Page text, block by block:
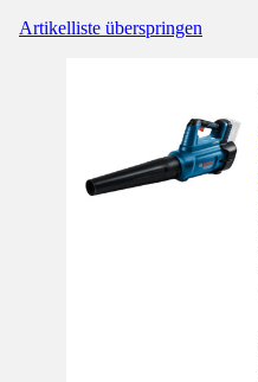
Artikelliste überspringen